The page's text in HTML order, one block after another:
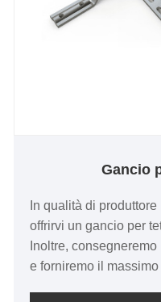
Gancio
In qualità di
offrirvi un gancio per
Inoltre,
e forniremo il